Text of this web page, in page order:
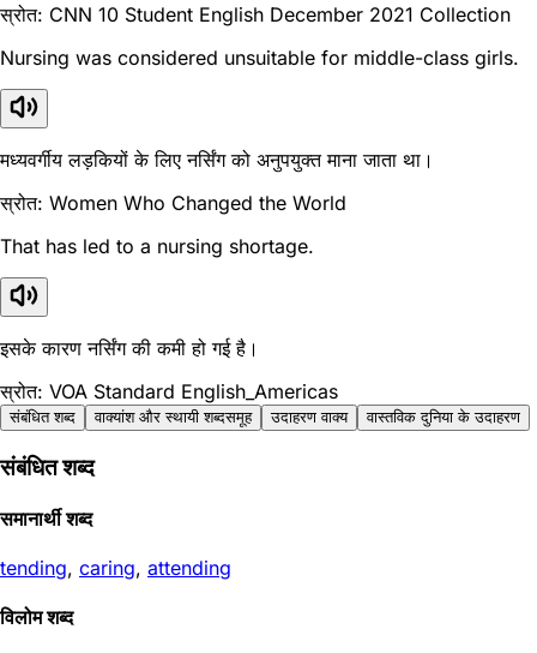
स्रोत: CNN 10 Student English December 2021 Collection
Nursing was considered unsuitable for middle-class girls.
मध्यवर्गीय लड़कियों के लिए नर्सिंग को अनुपयुक्त माना जाता था।
स्रोत: Women Who Changed the World
That has led to a nursing shortage.
इसके कारण नर्सिंग की कमी हो गई है।
स्रोत: VOA Standard English_Americas
संबंधित शब्द वाक्यांश और स्थायी शब्दसमूह उदाहरण वाक्य वास्तविक दुनिया के उदाहरण
संबंधित शब्द
समानार्थी शब्द
tending, caring, attending
विलोम शब्द